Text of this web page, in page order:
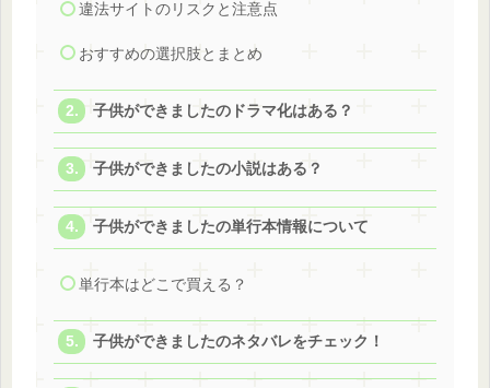
違法サイトのリスクと注意点
おすすめの選択肢とまとめ
子供ができましたのドラマ化はある？
子供ができましたの小説はある？
子供ができましたの単行本情報について
単行本はどこで買える？
子供ができましたのネタバレをチェック！